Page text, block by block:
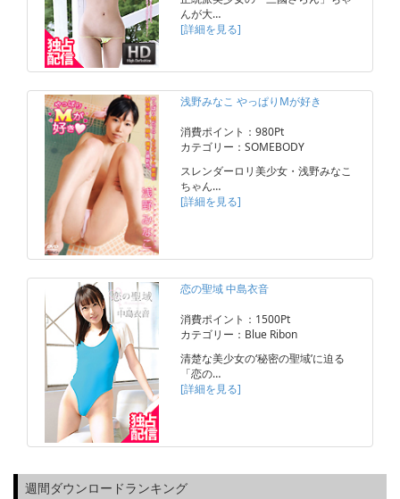
んが大…
[詳細を見る]
浅野みなこ やっぱりMが好き
消費ポイント：980Pt
カテゴリー：SOMEBODY
スレンダーロリ美少女・浅野みなこ
ちゃん…
[詳細を見る]
恋の聖域 中島衣音
消費ポイント：1500Pt
カテゴリー：Blue Ribon
清楚な美少女の‘秘密の聖域’に迫る
「恋の…
[詳細を見る]
週間ダウンロードランキング